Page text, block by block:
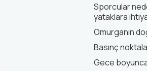
Sporcular
yataklara
Omurganın
Basınç
Gece